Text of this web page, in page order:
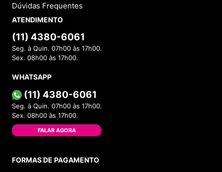
Dúvidas Frequentes
ATENDIMENTO
(11) 4380-6061
Seg. à Quin. 07h00 às 17h00.
Sex. 08h00 às 17h00.
WHATSAPP
(11) 4380-6061
Seg. à Quin. 07h00 às 17h00.
Sex. 08h00 às 17h00.
FALAR AGORA
FORMAS DE PAGAMENTO